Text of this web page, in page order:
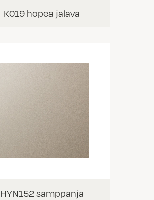
K019 hopea jalava
HYN152 samppanja